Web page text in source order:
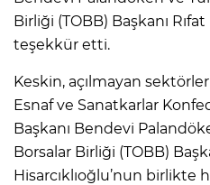
Birliği (TOBB) Başkanı Rıfat
teşekkür etti.
Keskin, açılmayan
Esnaf ve Sanatkarlar
Başkanı Bendevi
Borsalar Birliği (TOBB)
Hisarcıklıoğlu’nun birlikte